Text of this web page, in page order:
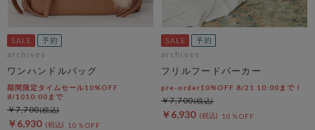
archives
ワンハンドルバッグ
期間限定タイムセール10%OFF
8/1010:00まで
￥6,930 10％OFF
￥7,700
archives
フリルフードパーカー
pre-order10%OFF 8/21 10:00まで！
￥6,930 10％OFF
￥7,700